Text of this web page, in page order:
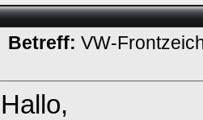
Betreff: VW-
Hallo,